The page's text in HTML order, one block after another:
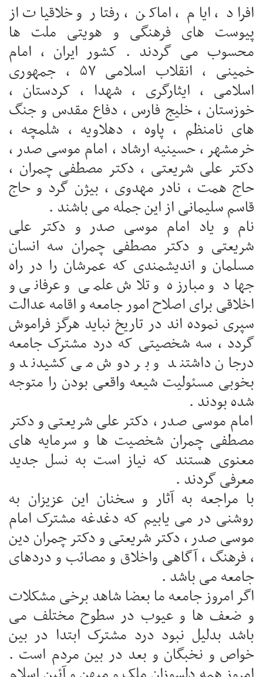
افراد ، ایام ، اماکن ، رفتار و خلاقیات از
پیوست های فرهنگی و هویتی ملت ها
محسوب می گردند . کشور ایران ، امام
خمینی ، انقلاب اسلامی ۵۷ ، جمهوری
اسلامی ، ایثارگری ، شهدا ، کردستان ،
خوزستان ، خلیج فارس ، دفاع مقدس و جنگ
های نامنظم ، پاوه ، دهلاویه ، شلمچه ،
خرمشهر ، حسینیه ارشاد ، امام موسی صدر ،
دکتر علی شریعتی ، دکتر مصطفی چمران ،
حاج همت ، نادر مهدوی ، بیژن گرد و حاج
قاسم سلیمانی از این جمله می باشند .
نام و یاد امام موسی صدر و دکتر علی
شریعتی و دکتر مصطفی چمران سه انسان
مسلمان و اندیشمندی که عمرشان را در راه
جهاد و مبارزه و تلاش علمی و عرفانی و
اخلاقی برای اصلاح امور جامعه و اقامه عدالت
سپری نموده اند در تاریخ نباید هرگز فراموش
گردد ، سه شخصیتی که درد مشترک جامعه
درجان داشتند و بر دوش می کشیدند و
بخوبی مسئولیت شیعه واقعی بودن را متوجه
شده بودند .
امام موسی صدر ، دکتر علی شریعتی و دکتر
مصطفی چمران شخصیت ها و سرمایه های
معنوی هستند که نیاز است به نسل جدید
معرفی گردند .
با مراجعه به آثار و سخنان این عزیزان به
روشنی در می یابیم که دغدغه مشترک امام
موسی صدر ، دکتر شریعتی و دکتر چمران دین
، فرهنگ ، آگاهی واخلاق و مصائب و دردهای
جامعه می باشد .
اگر امروز جامعه ما بعضا شاهد برخی مشکلات
و ضعف ها و عیوب در سطوح مختلف می
باشد بدلیل نبود درد مشترک ابتدا در بین
خواص و نخبگان و بعد در بین مردم است .